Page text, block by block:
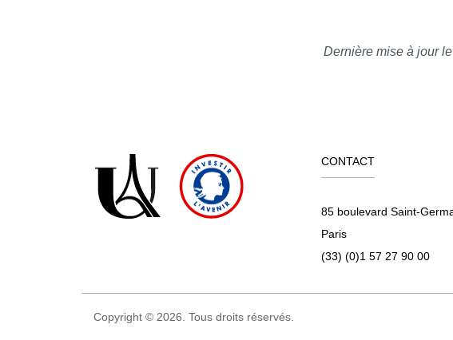
Dernière mise à jour
CONTACT
85 boulevard Saint-
Paris
(33) (0)1 57 27 90 00
Copyright © 2026. Tous droits réservés.